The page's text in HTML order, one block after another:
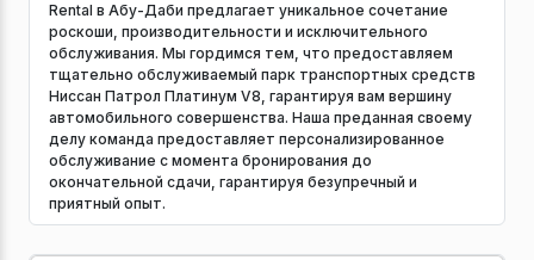
Rental в Абу-Даби предлагает уникальное сочетание
роскоши, производительности и исключительного
обслуживания. Мы гордимся тем, что предоставляем
тщательно обслуживаемый парк транспортных средств
Ниссан Патрол Платинум V8, гарантируя вам вершину
автомобильного совершенства. Наша преданная своему
делу команда предоставляет персонализированное
обслуживание с момента бронирования до
окончательной сдачи, гарантируя безупречный и
приятный опыт.